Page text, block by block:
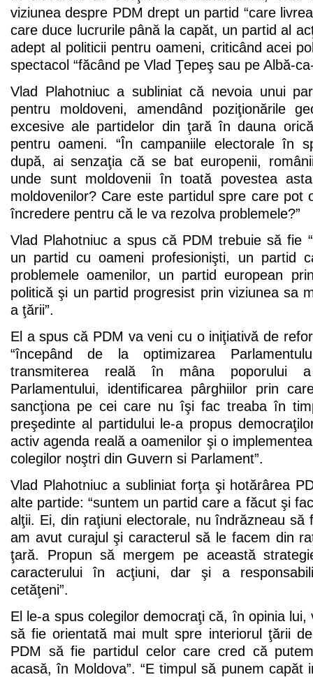
viziunea despre PDM drept un partid “care
care duce lucrurile până la capăt, un partid al
adept al politicii pentru oameni, criticând acei
spectacol “făcând pe Vlad Ţepeş sau pe Albă-
Vlad Plahotniuc a subliniat că nevoia unui
pentru moldoveni, amendând poziţionările
excesive ale partidelor din ţară în dauna
pentru oameni. “În campaniile electorale în
după, ai senzaţia că se bat europenii,
unde sunt moldovenii în toată povestea
moldovenilor? Care este partidul spre care pot
încredere pentru că le va rezolva problemele?”
Vlad Plahotniuc a spus că PDM trebuie să fie
un partid cu oameni profesionişti, un partid
problemele oamenilor, un partid european
politică şi un partid progresist prin viziunea sa
a ţării”.
El a spus că PDM va veni cu o iniţiativă de
“începând de la optimizarea
transmiterea reală în mâna poporului a
Parlamentului, identificarea pârghiilor prin
sancţiona pe cei care nu îşi fac treaba în
preşedinte al partidului le-a propus
activ agenda reală a oamenilor şi o
colegilor noştri din Guvern si Parlament”.
Vlad Plahotniuc a subliniat forţa şi hotărârea
alte partide: “suntem un partid care a făcut şi
alţii. Ei, din raţiuni electorale, nu îndrăzneau să
am avut curajul şi caracterul să le facem din
ţară. Propun să mergem pe această
caracterului în acţiuni, dar şi a
cetăţeni”.
El le-a spus colegilor democraţi că, în opinia lui,
să fie orientată mai mult spre interiorul ţării
PDM să fie partidul celor care cred că
acasă, în Moldova”. “E timpul să punem capăt